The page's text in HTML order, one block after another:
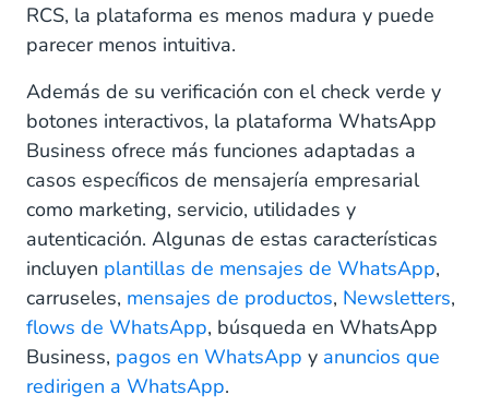
RCS, la plataforma es menos madura y puede
parecer menos intuitiva.
Además de su verificación con el check verde y
botones interactivos, la plataforma WhatsApp
Business ofrece más funciones adaptadas a
casos específicos de mensajería empresarial
como marketing, servicio, utilidades y
autenticación. Algunas de estas características
incluyen plantillas de mensajes de WhatsApp,
carruseles, mensajes de productos, Newsletters,
flows de WhatsApp, búsqueda en WhatsApp
Business, pagos en WhatsApp y anuncios que
redirigen a WhatsApp.